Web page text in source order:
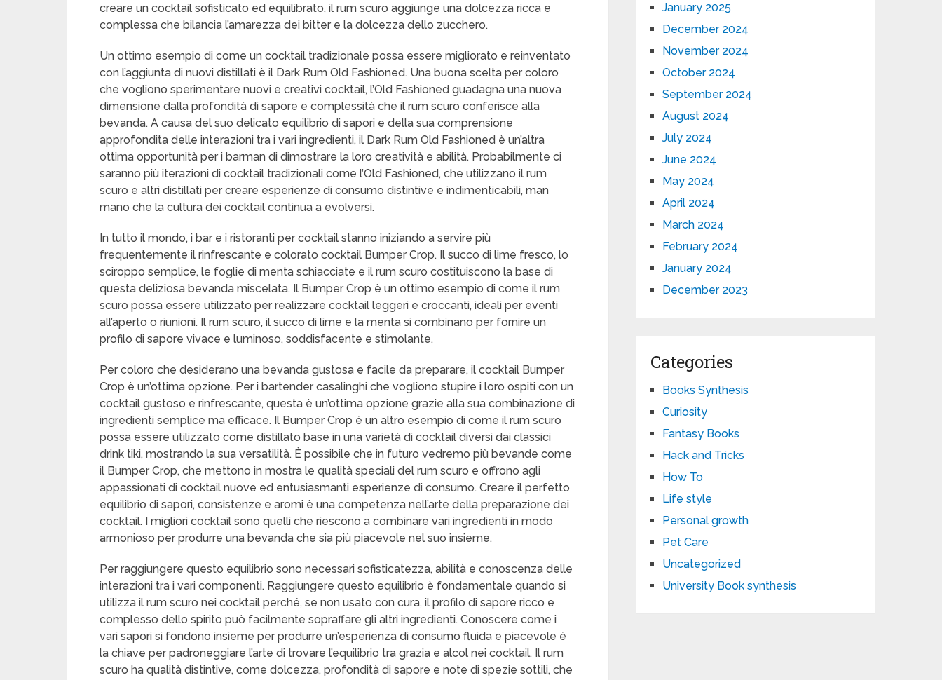
creare un cocktail sofisticato ed equilibrato, il rum scuro aggiunge una dolcezza ricca e
complessa che bilancia l’amarezza dei bitter e la dolcezza dello zucchero.
Un ottimo esempio di come un cocktail tradizionale possa essere migliorato e reinventato
con l’aggiunta di nuovi distillati è il Dark Rum Old Fashioned. Una buona scelta per coloro
che vogliono sperimentare nuovi e creativi cocktail, l’Old Fashioned guadagna una nuova
dimensione dalla profondità di sapore e complessità che il rum scuro conferisce alla
bevanda. A causa del suo delicato equilibrio di sapori e della sua comprensione
approfondita delle interazioni tra i vari ingredienti, il Dark Rum Old Fashioned è un’altra
ottima opportunità per i barman di dimostrare la loro creatività e abilità. Probabilmente ci
saranno più iterazioni di cocktail tradizionali come l’Old Fashioned, che utilizzano il rum
scuro e altri distillati per creare esperienze di consumo distintive e indimenticabili, man
mano che la cultura dei cocktail continua a evolversi.
In tutto il mondo, i bar e i ristoranti per cocktail stanno iniziando a servire più
frequentemente il rinfrescante e colorato cocktail Bumper Crop. Il succo di lime fresco, lo
sciroppo semplice, le foglie di menta schiacciate e il rum scuro costituiscono la base di
questa deliziosa bevanda miscelata. Il Bumper Crop è un ottimo esempio di come il rum
scuro possa essere utilizzato per realizzare cocktail leggeri e croccanti, ideali per eventi
all’aperto o riunioni. Il rum scuro, il succo di lime e la menta si combinano per fornire un
profilo di sapore vivace e luminoso, soddisfacente e stimolante.
Per coloro che desiderano una bevanda gustosa e facile da preparare, il cocktail Bumper
Crop è un’ottima opzione. Per i bartender casalinghi che vogliono stupire i loro ospiti con un
cocktail gustoso e rinfrescante, questa è un’ottima opzione grazie alla sua combinazione di
ingredienti semplice ma efficace. Il Bumper Crop è un altro esempio di come il rum scuro
possa essere utilizzato come distillato base in una varietà di cocktail diversi dai classici
drink tiki, mostrando la sua versatilità. È possibile che in futuro vedremo più bevande come
il Bumper Crop, che mettono in mostra le qualità speciali del rum scuro e offrono agli
appassionati di cocktail nuove ed entusiasmanti esperienze di consumo. Creare il perfetto
equilibrio di sapori, consistenze e aromi è una competenza nell’arte della preparazione dei
cocktail. I migliori cocktail sono quelli che riescono a combinare vari ingredienti in modo
armonioso per produrre una bevanda che sia più piacevole nel suo insieme.
Per raggiungere questo equilibrio sono necessari sofisticatezza, abilità e conoscenza delle
interazioni tra i vari componenti. Raggiungere questo equilibrio è fondamentale quando si
utilizza il rum scuro nei cocktail perché, se non usato con cura, il profilo di sapore ricco e
complesso dello spirito può facilmente sopraffare gli altri ingredienti. Conoscere come i
vari sapori si fondono insieme per produrre un’esperienza di consumo fluida e piacevole è
la chiave per padroneggiare l’arte di trovare l’equilibrio tra grazia e alcol nei cocktail. Il rum
scuro ha qualità distintive, come dolcezza, profondità di sapore e note di spezie sottili, che
January 2025
December 2024
November 2024
October 2024
September 2024
August 2024
July 2024
June 2024
May 2024
April 2024
March 2024
February 2024
January 2024
December 2023
Categories
Books Synthesis
Curiosity
Fantasy Books
Hack and Tricks
How To
Life style
Personal growth
Pet Care
Uncategorized
University Book synthesis